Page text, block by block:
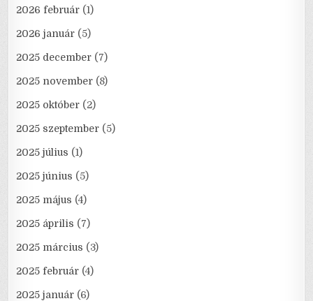
2026 február (1)
2026 január (5)
2025 december (7)
2025 november (8)
2025 október (2)
2025 szeptember (5)
2025 július (1)
2025 június (5)
2025 május (4)
2025 április (7)
2025 március (3)
2025 február (4)
2025 január (6)